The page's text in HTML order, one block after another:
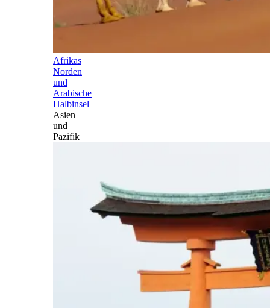
Afrikas
Norden
und
Arabische
Halbinsel
Asien
und
Pazifik